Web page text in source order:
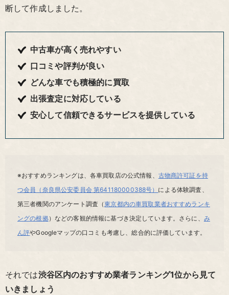
断して作成しました。
中古車が高く売れやすい
口コミや評判が良い
どんな車でも積極的に買取
出張査定に対応している
安心して信頼できるサービスを提供している
※おすすめランキングは、各車買取店の公式情報、 古物商許可証を持
つ会員（奈良県公安委員会 第641180000388号） による体験調査、
第三者機関のアンケート調査（東京都内の車買取業者おすすめランキ
ングの根拠）などの客観的情報に基づき決定しています。さらに、 み
ん評やGoogleマップの口コミも考慮し、総合的に評価しています。
それでは渋谷区内のおすすめ業者ランキング1位から見て
いきましょう